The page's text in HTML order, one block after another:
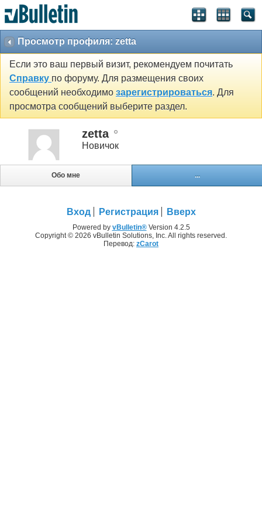
Просмотр профиля: zetta
Если это ваш первый визит, рекомендуем почитать
Справку по форуму. Для размещения своих
сообщений необходимо зарегистрироваться. Для
просмотра сообщений выберите раздел.
zetta
Новичок
Обо мне ...
Вход Регистрация Вверх
Powered by vBulletin®Version 4.2.5
Copyright © 2026 vBulletin Solutions, Inc. All rights reserved.
Перевод: zCarot